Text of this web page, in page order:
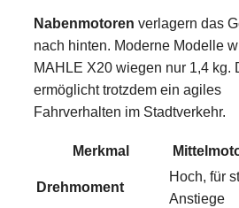
Nabenmotoren verlagern das
nach hinten. Moderne Modelle
MAHLE X20 wiegen nur 1,4 kg.
ermöglicht trotzdem ein agiles
Fahrverhalten im Stadtverkehr.
Merkmal
Drehmoment
Hoch, für
Anstiege